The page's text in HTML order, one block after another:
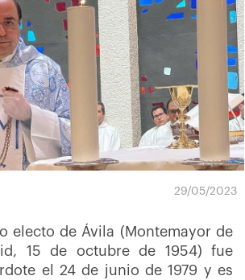
29/05/2023
electo de Ávila (Montemayor de
15 de octubre de 1954) fue
el 24 de junio de 1979 y es